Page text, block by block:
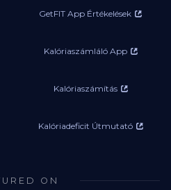
GetFIT App Értékelések
Kalóriaszámláló App
Kalóriaszámítás
Kalóriadeficit Útmutató
ON